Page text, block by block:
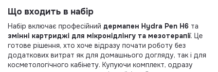
Що входить в набір
Набір включає професійний дермапен Hydra Pen H6 та
змінні картриджі для мікронідлінгу та мезотерапії. Це
готове рішення, хто хоче відразу почати роботу без
додаткових витрат як для домашнього догляду, так і для
косметологічного кабінету. Купуючи комплект, одразу